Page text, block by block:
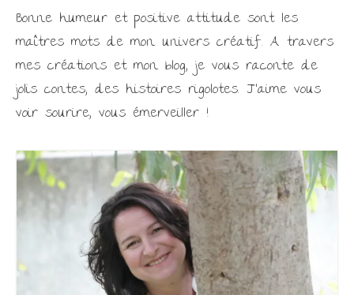
Bonne humeur et positive attitude sont les
maîtres mots de mon univers créatif. A travers
mes créations et mon blog, je vous raconte de
jolis contes, des histoires rigolotes. J'aime vous
voir sourire, vous émerveiller !